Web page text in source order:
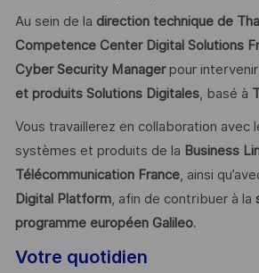
Au sein de la direction technique de
Competence Center Digital Solutions
Cyber Security Managerpour intervenir
et produits Solutions Digitales, basé à
Vous travaillerez en collaboration avec
systèmes et produits de la Business
Télécommunication France, ainsi
Digital Platform, afin de contribuer à la
programme européen Galileo.
Votre quotidien